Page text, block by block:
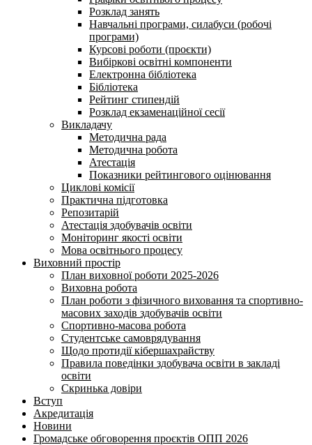
Розклад занять
Навчальні програми, силабуси (робочі
програми)
Курсові роботи (проєкти)
Вибіркові освітні компоненти
Електронна бібліотека
Бібліотека
Рейтинг стипендій
Розклад екзаменаційної сесії
Викладачу
Методична рада
Методична робота
Атестація
Показники рейтингового оцінювання
Циклові комісії
Практична підготовка
Репозитарій
Атестація здобувачів освіти
Моніторинг якості освіти
Мова освітнього процесу
Виховний простір
План виховної роботи 2025-2026
Виховна робота
План роботи з фізичного виховання та спортивно-
масових заходів здобувачів освіти
Спортивно-масова робота
Студентське самоврядування
Щодо протидії кібершахрайству
Правила поведінки здобувача освіти в закладі
освіти
Скринька довіри
Вступ
Акредитація
Новини
Громадське обговорення проєктів ОПП 2026